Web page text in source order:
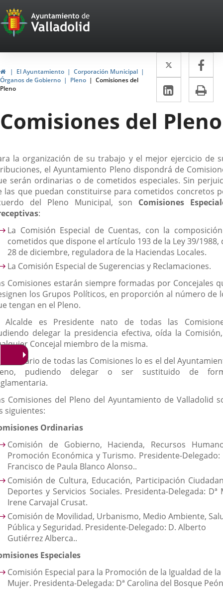
Portal
Web
del
Ayuntamiento
de
Valladolid
InicioEl Ayuntamiento
Corporación Municipal
Órganos de Gobierno
Pleno
Comisiones del
Pleno
Twitter
Enlace
a
una
externa.
a
LinkedIn
Enlace
a
una
externa.
Comisiones del Pleno
la organización de su trabajo y el mejor ejercicio de
el Ayuntamiento Pleno dispondrá de
serán ordinarias o de cometidos especiales. Sin
las que puedan constituirse para cometidos concretos
del Pleno Municipal, son Comisiones
:
La Comisión Especial de Cuentas, con la
cometidos que dispone el artículo 193 de la Ley 39/1988,
28 de diciembre, reguladora de la Haciendas Locales.
La Comisión Especial de Sugerencias y Reclamaciones.
Comisiones estarán siempre formadas por Concejales
los Grupos Políticos, en proporción al número de
tengan en el Pleno.
Alcalde es Presidente nato de todas las
delegar la presidencia efectiva, oída la
Concejal miembro de la misma.
Secretario de todas las Comisiones lo es el del
pudiendo delegar o ser sustituido de
Comisiones del Pleno del Ayuntamiento de Valladolid
siguientes:
Ordinarias
Comisión de Gobierno, Hacienda, Recursos
Promoción Económica y Turismo. Presidente-Delegado:
Francisco de Paula Blanco Alonso..
Comisión de Cultura, Educación, Participación
Deportes y Servicios Sociales. Presidenta-Delegada: Dª
Irene Carvajal Crusat.
Comisión de Movilidad, Urbanismo, Medio Ambiente,
Pública y Seguridad. Presidente-Delegado: D. Alberto
Gutiérrez Alberca..
Especiales
Comisión Especial para la Promoción de la Igualdad de la
Mujer. Presidenta-Delegada: Dª Carolina del Bosque